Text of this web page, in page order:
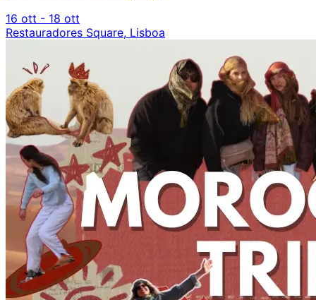
16 ott - 18 ott
Restauradores Square, Lisboa